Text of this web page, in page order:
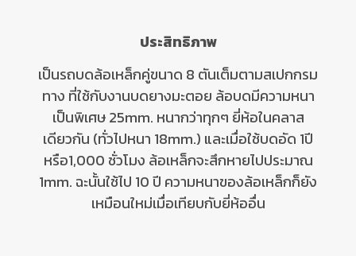
ประสิทธิภาพ
เป็นรถบดล้อเหล็กคู่ขนาด 8 ตันเต็มตามสเปกกรม
ทาง ที่ใช้กับงานบดยางมะตอย ล้อบดมีความหนา
เป็นพิเศษ 25mm. หนากว่าทุกๆ ยี่ห้อในคลาส
เดียวกัน (ทั่วไปหนา 18mm.) และเมื่อใช้บดอัด 1ปี
หรือ1,000 ชั่วโมง ล้อเหล็กจะสึกหายไปประมาณ
1mm. ฉะนั้นใช้ไป 10 ปี ความหนาของล้อเหล็กก็ยัง
เหมือนใหม่เมื่อเทียบกับยี่ห้ออื่น